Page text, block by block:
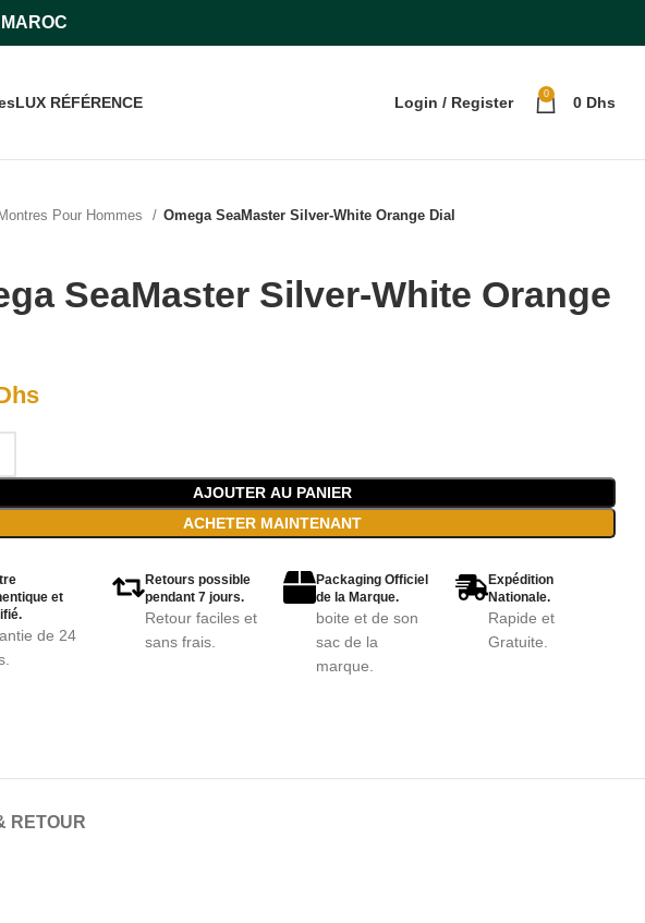
LUX RÉFÉRENCE Login / Register 0 0 Dhs
Montres Pour Hommes Omega SeaMaster Silver-White Orange Dial
SeaMaster Silver-White Orange
AJOUTER AU PANIER
ACHETER MAINTENANT
et
de 24
Retours possible
pendant 7 jours.
Retour faciles et
sans frais.
Packaging Officiel
de la Marque.
boite et de son
sac de la
marque.
Expédition
Nationale.
Rapide et
Gratuite.
RETOUR